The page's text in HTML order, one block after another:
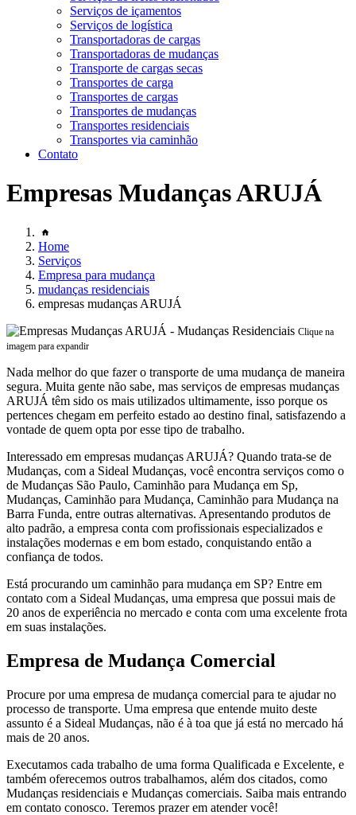
Serviços de içamentos
Serviços de logística
Transportadoras de cargas
Transportadoras de mudanças
Transporte de cargas secas
Transportes de carga
Transportes de cargas
Transportes de mudanças
Transportes residenciais
Transportes via caminhão
Contato
Empresas Mudanças ARUJÁ
Home
Serviços
Empresa para mudança
mudanças residenciais
empresas mudanças ARUJÁ
Clique na
imagem para expandir
Nada melhor do que fazer o transporte de uma mudança de maneira
segura. Muita gente não sabe, mas serviços de empresas mudanças
ARUJÁ têm sido os mais utilizados ultimamente, isso porque os
pertences chegam em perfeito estado ao destino final, satisfazendo a
vontade de quem opta por esse tipo de trabalho.
Interessado em empresas mudanças ARUJÁ? Quando trata-se de
Mudanças, com a Sideal Mudanças, você encontra serviços como o
de Mudanças São Paulo, Caminhão para Mudança em Sp,
Mudanças, Caminhão para Mudança, Caminhão para Mudança na
Barra Funda, entre outras alternativas. Apresentando produtos de
alto padrão, a empresa conta com profissionais especializados e
instalações modernas e em bom estado, conquistando então a
confiança de todos.
Está procurando um caminhão para mudança em SP? Entre em
contato com a Sideal Mudanças, uma empresa que possui mais de
20 anos de experiência no mercado e conta com uma excelente frota
em suas instalações.
Empresa de Mudança Comercial
Procure por uma empresa de mudança comercial para te ajudar no
processo de transporte. Uma empresa que entende muito deste
assunto é a Sideal Mudanças, não é à toa que já está no mercado há
mais de 20 anos.
Executamos cada trabalho de uma forma Qualificada e Excelente, e
também oferecemos outros trabalhamos, além dos citados, como
Mudanças residenciais e Mudanças comerciais. Saiba mais entrando
em contato conosco. Teremos prazer em atender você!